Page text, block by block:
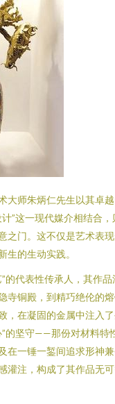
大师朱炳仁先生以其卓
”这一现代媒介相结合，
之门。这不仅是艺术表
的生动实践。
的代表性传承人，其作品
寺铜殿，到精巧绝伦的
，在凝固的金属中注入
”的坚守——那份对材料特
在一锤一錾间追求形神
灌注，构成了其作品无